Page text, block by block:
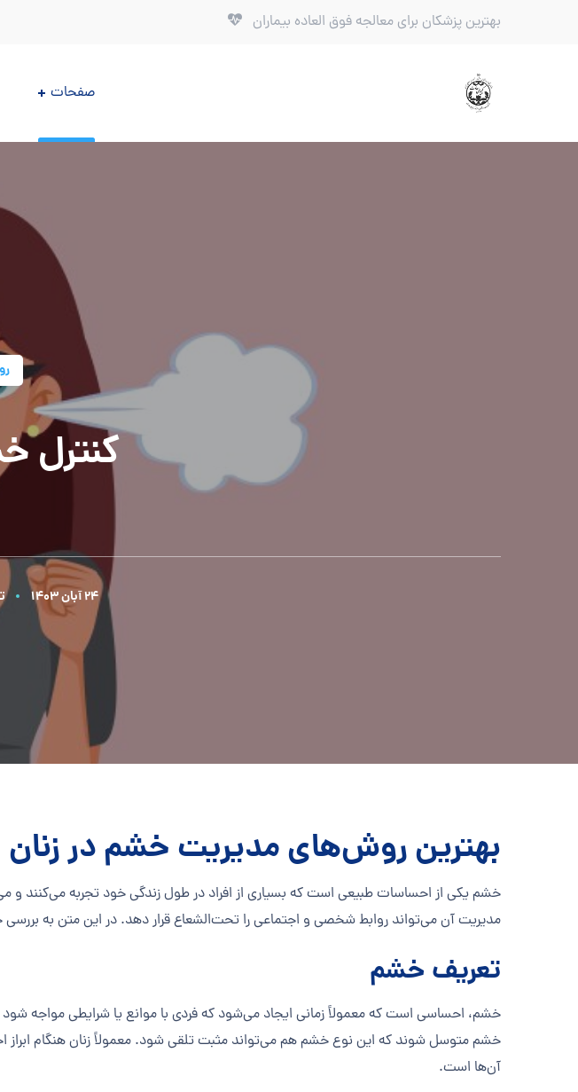
بهترین پزشکان برای معالجه فوق العاده بیماران
صفحات
کنترل
24 آبان 1403
بهترین روش‌های مدیریت خشم در زنان
خشم یکی از احساسات طبیعی است که بسیاری از افراد در طول زندگی خود تجربه می‌کنند و
مدیریت آن می‌تواند روابط شخصی و اجتماعی را تحت‌الشعاع قرار دهد. در این متن به
تعریف خشم
خشم، احساسی است که معمولاً زمانی ایجاد می‌شود که فردی با موانع یا شرایطی مواجه شود
خشم متوسل شوند که این نوع خشم هم می‌تواند مثبت تلقی شود. معمولاً زنان هنگام
آن‌ها است.